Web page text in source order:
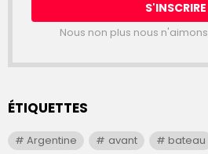
Nous non plus nous
ÉTIQUETTES
Argentine avant bateau